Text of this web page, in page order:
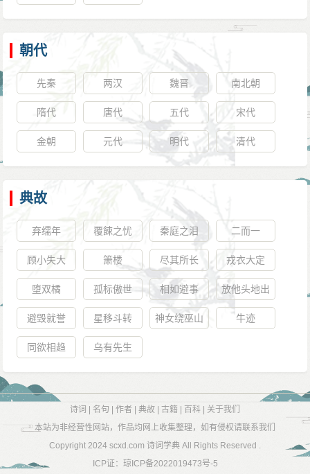
朝代
先秦 两汉 魏晋 南北朝
隋代 唐代 五代 宋代
金朝 元代 明代 清代
典故
弃𦈡年 覆餗之忧 秦庭之泪 二而一
顾小失大 箫楼 尽其所长 戎衣大定
堕双橘 孤标傲世 相如避事 放他头地出
避毁就誉 星移斗转 神女绕巫山 牛迹
同欲相趋 乌有先生
诗词 名句 作者 典故 古籍 百科
关于我们
本站为非经营性网站，作品均网上收集整理，如有侵权请联系我们
Copyright 2024 scxd.com 诗词学典 All Rights Reserved .
ICP证： 琼ICP备2022019473号-5